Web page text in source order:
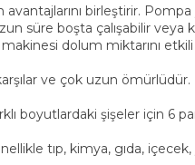
birleştirir. Pompa
süre boşta çalışabilir
dolum miktarını
ve çok uzun ömürlüdür.
boyutlardaki şişeler için 6
tıp, kimya, gıda,